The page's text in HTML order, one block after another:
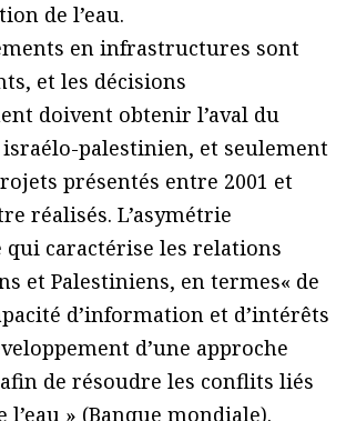
de l’eau.
en infrastructures sont
et les décisions
doivent obtenir l’aval du
palestinien, et seulement
présentés entre 2001 et
réalisés. L’asymétrie
qui caractérise les relations
et Palestiniens, en termes« de
d’information et d’intérêts
d’une approche
de résoudre les conflits liés
l’eau » (Banque mondiale).